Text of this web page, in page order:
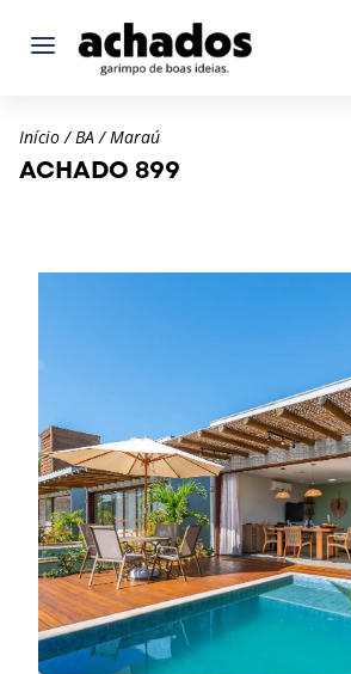
Início / BA / Maraú
ACHADO 899